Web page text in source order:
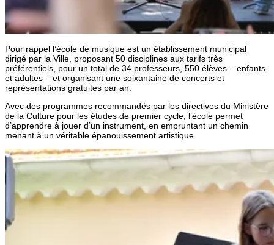
Pour rappel l’école de musique est un établissement municipal
dirigé par la Ville, proposant 50 disciplines aux tarifs très
préférentiels, pour un total de 34 professeurs, 550 élèves – enfants
et adultes – et organisant une soixantaine de concerts et
représentations gratuites par an.
Avec des programmes recommandés par les directives du Ministère
de la Culture pour les études de premier cycle, l’école permet
d’apprendre à jouer d’un instrument, en empruntant un chemin
menant à un véritable épanouissement artistique.